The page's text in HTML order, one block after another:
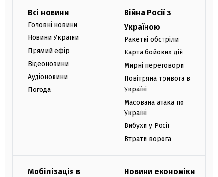
Всі новини
Головні новини
Новини України
Прямий ефір
Відеоновини
Аудіоновини
Погода
Війна Росії з
Україною
Ракетні обстріли
Карта бойових дій
Мирні переговори
Повітряна тривога в
Україні
Масована атака по
Україні
Вибухи у Росії
Втрати ворога
Мобілізація в
Новини економіки